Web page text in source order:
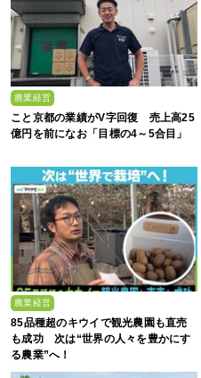
農業経営
こと京都の業績がV字回復 売上高25
億円を前になお「目標の4～5合目」
農業経営
85品種超のキウイで観光農園も直売
も成功 次は“世界の人々を豊かにす
る農業”へ！